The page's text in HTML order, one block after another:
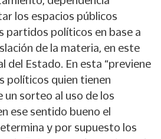
los espacios públicos
partidos políticos en base a
de la materia, en este
del Estado. En esta “previene
políticos quien tienen
un sorteo al uso de los
ese sentido bueno el
y por supuesto los